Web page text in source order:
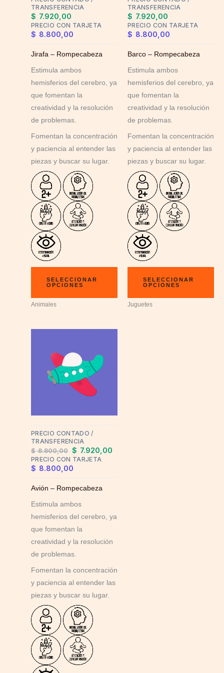
TRANSFERENCIA
$ 7.920,00
PRECIO CON TARJETA
$ 8.800,00
Jirafa – Rompecabeza
Estimula ambos
hemisferios del cerebro, ya
que fomentan la
creatividad y la resolución
de problemas.
Fomentan la concentración
y paciencia al entender las
piezas y buscar su lugar.
SELECCIONAR
OPCIONES
chosen
on
the
product
Animales
TRANSFERENCIA
$ 7.920,00
PRECIO CON TARJETA
$ 8.800,00
Barco – Rompecabeza
Estimula ambos
hemisferios del cerebro, ya
que fomentan la
creatividad y la resolución
de problemas.
Fomentan la concentración
y paciencia al entender las
piezas y buscar su lugar.
SELECCIONAR
OPCIONES
chosen
on
the
product
Juguetes
PRECIO CONTADO /
TRANSFERENCIA
$8.800,00 $ 7.920,00
PRECIO CON TARJETA
$ 8.800,00
Avión – Rompecabeza
Estimula ambos
hemisferios del cerebro, ya
que fomentan la
creatividad y la resolución
de problemas.
Fomentan la concentración
y paciencia al entender las
piezas y buscar su lugar.